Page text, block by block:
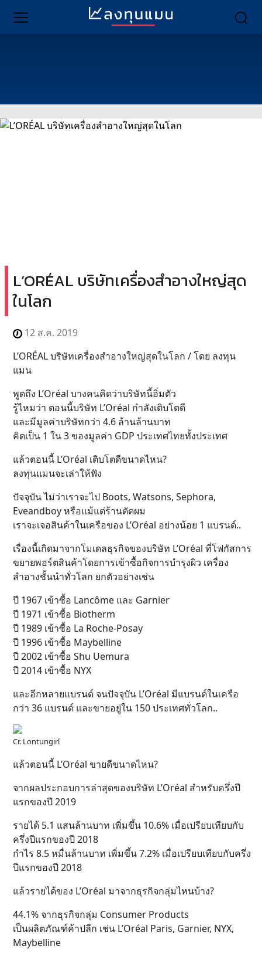
L’ORÉAL บริษัทเครื่องสำอางใหญ่สุด
ในโลก
12 ส.ค. 2019
L’ORÉAL บริษัทเครื่องสำอางใหญ่สุดในโลก / โดย ลงทุน
แมน
พูดถึง L’Oréal บางคนคิดว่าบริษัทนี้อิ่มตัว
รู้ไหมว่า ตอนนี้บริษัท L’Oréal กำลังเติบโตดี
และมีมูลค่าบริษัทกว่า 4.6 ล้านล้านบาท
คิดเป็น 1 ใน 3 ของมูลค่า GDP ประเทศไทยทั้งประเทศ
แล้วตอนนี้ L’Oréal เติบโตดีขนาดไหน?
ลงทุนแมนจะเล่าให้ฟัง
ปัจจุบัน ไม่ว่าเราจะไป Boots, Watsons, Sephora,
Eveandboy หรือแม้แต่ร้านตัดผม
เราจะเจอสินค้าในเครือของ L’Oréal อย่างน้อย 1 แบรนด์..
เรื่องนี้เกิดมาจากโมเดลธุรกิจของบริษัท L’Oréal ที่โฟกัสการ
ขยายพอร์ตสินค้าโดยการเข้าซื้อกิจการบำรุงผิว เครื่อง
สำอางชั้นนำทั่วโลก ยกตัวอย่างเช่น
ปี 1967 เข้าซื้อ Lancôme และ Garnier
ปี 1971 เข้าซื้อ Biotherm
ปี 1989 เข้าซื้อ La Roche-Posay
ปี 1996 เข้าซื้อ Maybelline
ปี 2002 เข้าซื้อ Shu Uemura
ปี 2014 เข้าซื้อ NYX
และอีกหลายแบรนด์ จนปัจจุบัน L’Oréal มีแบรนด์ในเครือ
กว่า 36 แบรนด์ และขายอยู่ใน 150 ประเทศทั่วโลก..
Cr. Lontungirl
แล้วตอนนี้ L’Oréal ขายดีขนาดไหน?
จากผลประกอบการล่าสุดของบริษัท L’Oréal สำหรับครึ่งปี
แรกของปี 2019
รายได้ 5.1 แสนล้านบาท เพิ่มขึ้น 10.6% เมื่อเปรียบเทียบกับ
ครึ่งปีแรกของปี 2018
กำไร 8.5 หมื่นล้านบาท เพิ่มขึ้น 7.2% เมื่อเปรียบเทียบกับครึ่ง
ปีแรกของปี 2018
แล้วรายได้ของ L’Oréal มาจากธุรกิจกลุ่มไหนบ้าง?
44.1% จากธุรกิจกลุ่ม Consumer Products
เป็นผลิตภัณฑ์ค้าปลีก เช่น L’Oréal Paris, Garnier, NYX,
Maybelline